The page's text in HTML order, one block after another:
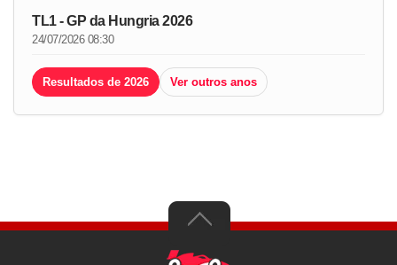
TL1 - GP da Hungria 2026
24/07/2026 08:30
Resultados de 2026 Ver outros anos